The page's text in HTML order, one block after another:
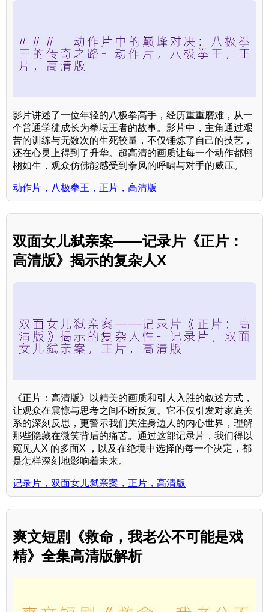
影片讲述了一位年轻的八极拳高手，经历重重磨难，从一
个普通学徒成长为拳坛王者的故事。影片中，主角通过艰
苦的训练与无数次的生死较量，不仅锤炼了自己的技艺，
还在心灵上得到了升华。超高清的画质让每一个动作都栩
栩如生，观众仿佛能感受到拳风的呼啸与对手的威压。
动作片，八极拳王，正片，高清版
双面女儿弑亲案——记录片《正片：
高清版》揭示的复杂人X
《正片：高清版》以精美的画质和引人入胜的叙述方式，
让观众在震惊与思考之间不断反复。它不仅引发对家庭关
系的深刻反思，更警示我们关注身边人的内心世界，理解
那些隐藏在微笑背后的痛苦。通过这部记录片，我们得以
窥见人X 的多面X ，以及在绝境中选择的每一个决定，都
是怎样深刻地影响着未来。
记录片，双面女儿弑亲案，正片，高清版
爽文短剧《救命，我老公不可能是戏
精》全集高清版解析